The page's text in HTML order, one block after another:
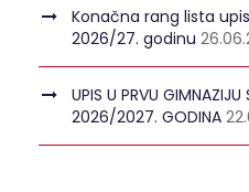
Konačna rang lista
2026/27. godinu
UPIS U PRVU
2026/2027. GODINA